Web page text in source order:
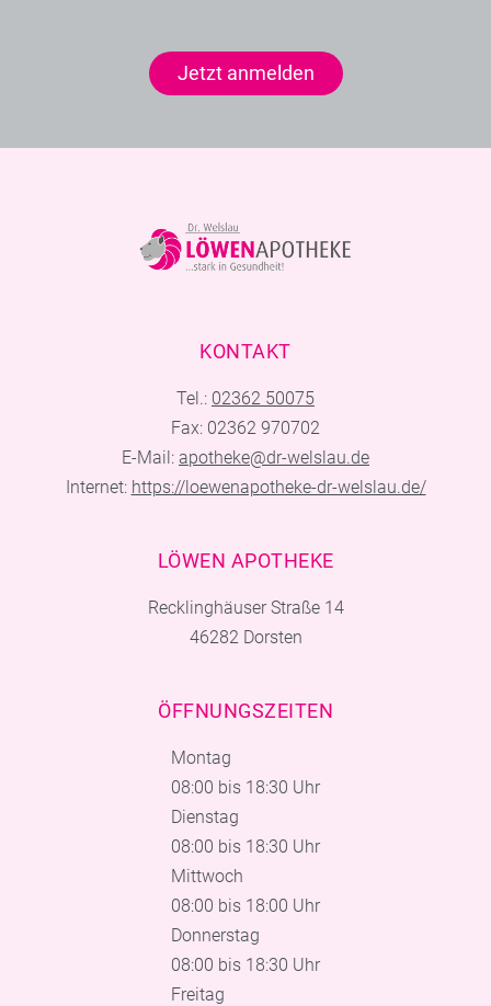
Jetzt anmelden
KONTAKT
Tel.: 02362 50075
Fax: 02362 970702
E-Mail: apotheke@dr-welslau.de
Internet: https://loewenapotheke-dr-welslau.de/
LÖWEN APOTHEKE
Recklinghäuser Straße 14
46282 Dorsten
ÖFFNUNGSZEITEN
Montag
08:00 bis 18:30 Uhr
Dienstag
08:00 bis 18:30 Uhr
Mittwoch
08:00 bis 18:00 Uhr
Donnerstag
08:00 bis 18:30 Uhr
Freitag